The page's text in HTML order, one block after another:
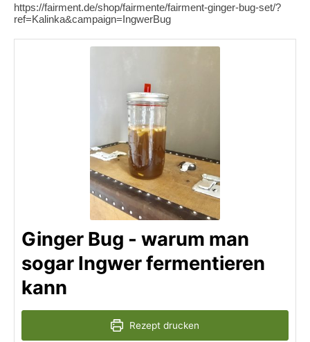
https://fairment.de/shop/fairmente/fairment-ginger-bug-set/?
ref=Kalinka&campaign=IngwerBug
Ginger Bug - warum man
sogar Ingwer fermentieren
kann
Rezept drucken